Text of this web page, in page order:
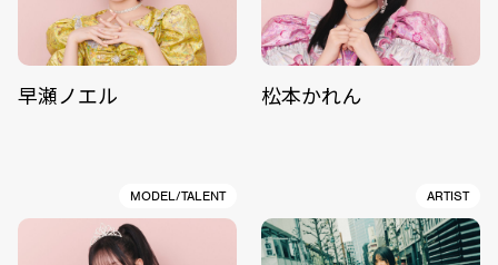
早瀬ノエル 松本かれん
MODEL/TALENT ARTIST